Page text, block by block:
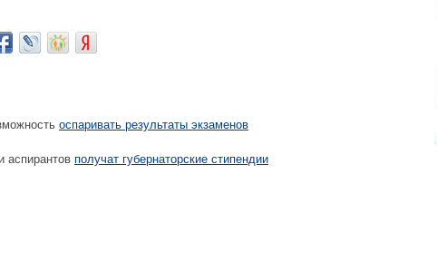
оспаривать результаты экзаменов
аспирантов получат губернаторские стипендии